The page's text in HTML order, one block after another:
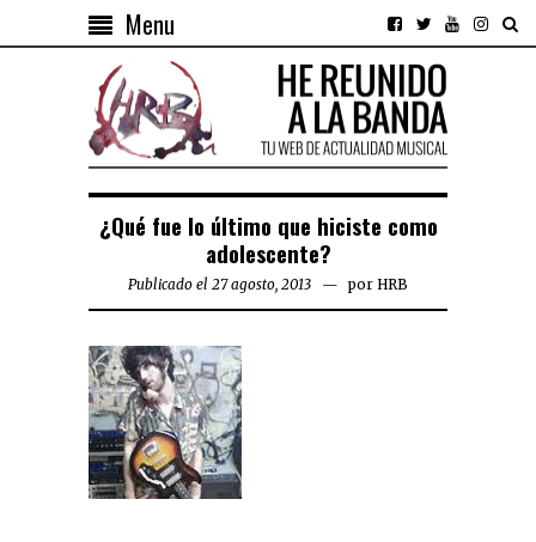
Menu
¿Qué fue lo último que hiciste como
adolescente?
Publicado el 27 agosto, 2013 por HRB